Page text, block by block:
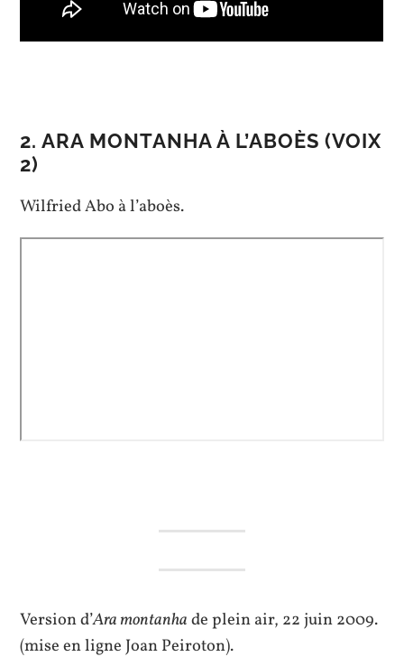
2. ARA MONTANHA À L’ABOÈS (VOIX
2)
Wilfried Abo à l’aboès.
Version d’Ara montanhade plein air, 22 juin 2009.
(mise en ligne Joan Peiroton).